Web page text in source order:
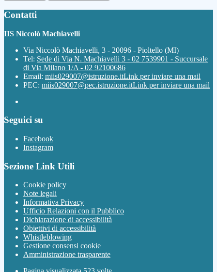
Contatti
IIS Niccolò Machiavelli
Via Niccolò Machiavelli, 3 - 20096 - Pioltello (MI)
Tel: Sede di Via N. Machiavelli 3 - 02 7539901 - Succursale
di Via Milano 1/A - 02 92100686
Email: miis029007@istruzione.itLink per inviare una mail
PEC: miis029007@pec.istruzione.itLink per inviare una mail
Seguici su
Facebook
Instagram
Sezione Link Utili
Cookie policy
Note legali
Informativa Privacy
Ufficio Relazioni con il Pubblico
Dichiarazione di accessibilità
Obiettivi di accessibilità
Whistleblowing
Gestione consensi cookie
Amministrazione trasparente